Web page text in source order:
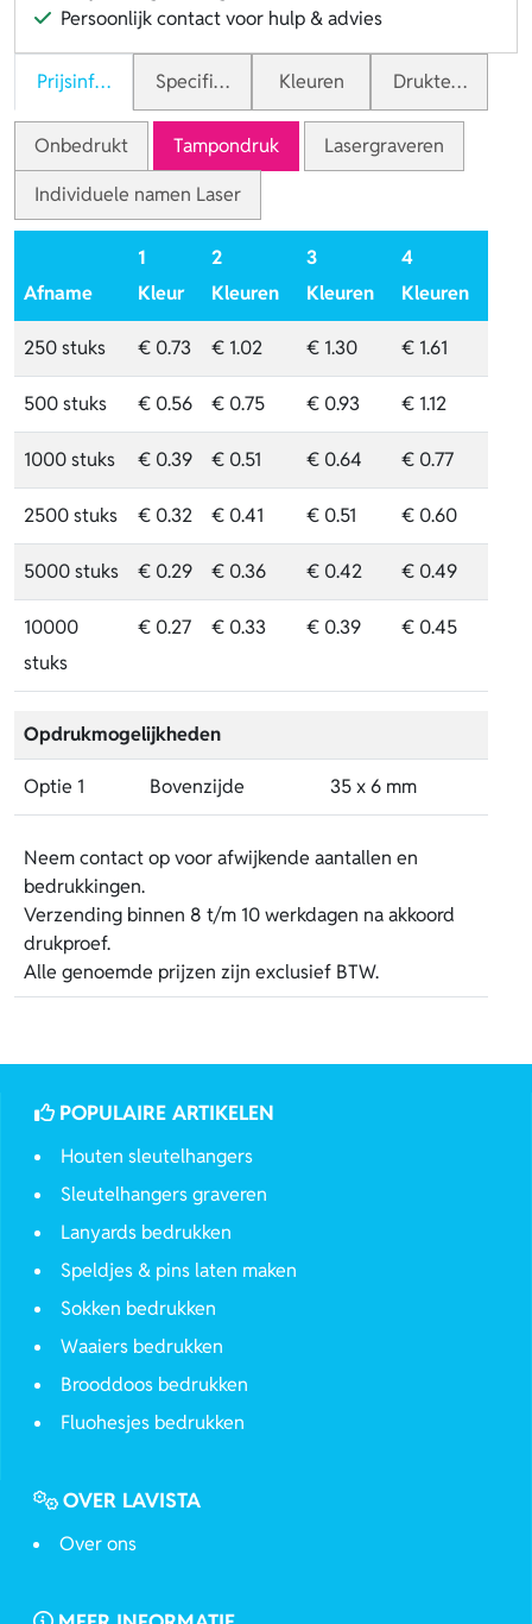
Persoonlijk contact voor hulp & advies
PrijsinformatieSpecificaties Kleuren Druktechnieken
Onbedrukt Tampondruk
Lasergraveren
Individuele namen Laser
Afname
1
Kleur
2
Kleuren
3
Kleuren
4
Kleuren
250 stuks € 0.73 € 1.02 € 1.30 € 1.61
500 stuks € 0.56 € 0.75 € 0.93 € 1.12
1000 stuks € 0.39 € 0.51 € 0.64 € 0.77
2500 stuks € 0.32 € 0.41 € 0.51 € 0.60
5000 stuks € 0.29 € 0.36 € 0.42 € 0.49
10000
stuks
€ 0.27 € 0.33 € 0.39 € 0.45
Opdrukmogelijkheden
Optie 1 Bovenzijde 35 x 6 mm
Neem contact op voor afwijkende aantallen en
bedrukkingen.
Verzending binnen 8 t/m 10 werkdagen na akkoord
drukproef.
Alle genoemde prijzen zijn exclusief BTW.
POPULAIRE ARTIKELEN
Houten sleutelhangers
Sleutelhangers graveren
Lanyards bedrukken
Speldjes & pins laten maken
Sokken bedrukken
Waaiers bedrukken
Brooddoos bedrukken
Fluohesjes bedrukken
OVER LAVISTA
Over ons